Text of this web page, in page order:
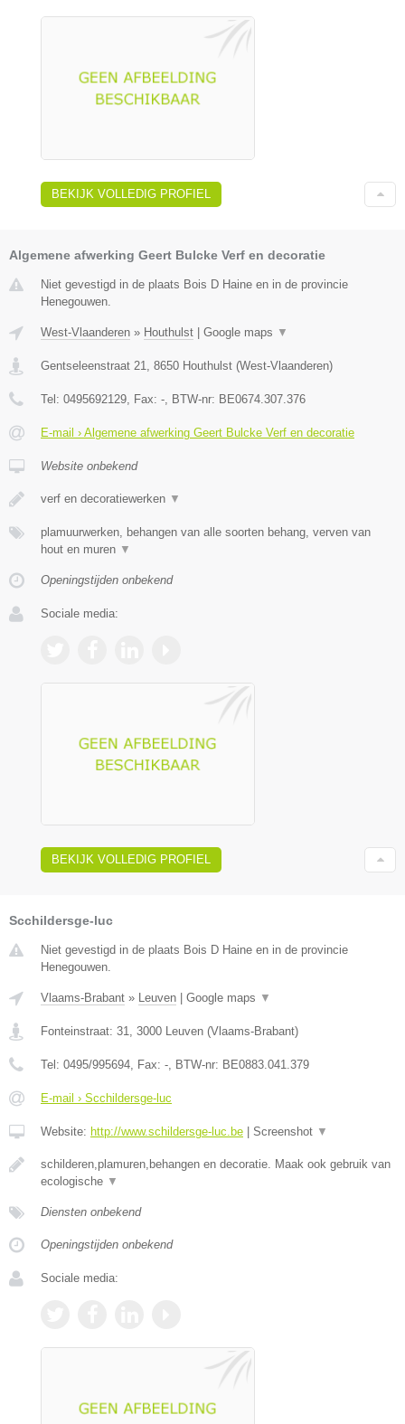
BEKIJK VOLLEDIG PROFIEL
Algemene afwerking Geert Bulcke Verf en decoratie
Niet gevestigd in de plaats Bois D Haine en in de provincie
Henegouwen.
West-Vlaanderen » Houthulst Google maps ▼
Gentseleenstraat 21 8650 Houthulst (West-Vlaanderen)
Tel: 0495692129 , Fax: - , BTW-nr: BE0674.307.376
E-mail › Algemene afwerking Geert Bulcke Verf en decoratie
Website onbekend
verf en decoratiewerken ▼
plamuurwerken, behangen van alle soorten behang, verven van
hout en muren ▼
Openingstijden onbekend
Sociale media:
BEKIJK VOLLEDIG PROFIEL
Scchildersge-luc
Niet gevestigd in de plaats Bois D Haine en in de provincie
Henegouwen.
Vlaams-Brabant » Leuven Google maps ▼
Fonteinstraat: 31, 3000 Leuven (Vlaams-Brabant)
Tel: 0495/995694, Fax: -, BTW-nr: BE0883.041.379
E-mail › Scchildersge-luc
Website: http://www.schildersge-luc.be Screenshot ▼
schilderen,plamuren,behangen en decoratie. Maak ook gebruik van
ecologische ▼
Diensten onbekend
Openingstijden onbekend
Sociale media: